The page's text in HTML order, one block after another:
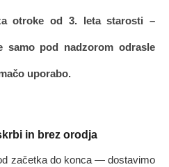
otroke od 3. leta starosti –
samo pod nadzorom odrasle
uporabo.
in brez orodja
začetka do konca — dostavimo